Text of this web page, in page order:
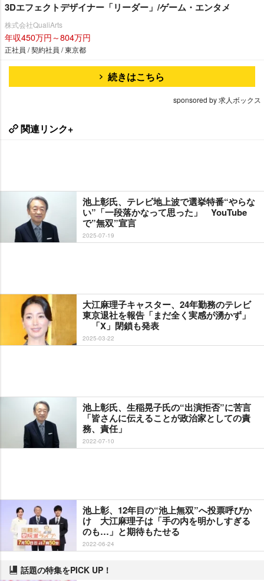
3Dエフェクトデザイナー「リーダー」/ゲーム・エンタメ
株式会社QualiArts
年収450万円～804万円
正社員 / 契約社員 / 東京都
続きはこちら
sponsored by 求人ボックス
関連リンク+
池上彰氏、テレビ地上波で選挙特番“やらな
い”「一段落かなって思った」 YouTube
で”無双”宣言
2025-07-19
大江麻理子キャスター、24年勤務のテレビ
東京退社を報告「まだ全く実感が湧かず」
「X」閉鎖も発表
2025-03-22
池上彰氏、生稲晃子氏の“出演拒否”に苦言
「皆さんに伝えることが政治家としての責
務、責任」
2022-07-10
池上彰、12年目の“池上無双”へ投票呼びか
け 大江麻理子は「手の内を明かしすぎる
のも…」と期待もたせる
2022-06-24
話題の特集をPICK UP！